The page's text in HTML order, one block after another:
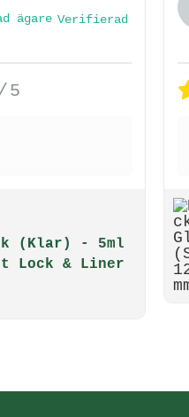
Verifierad
5
(Klar) - 5ml
Lock & Liner